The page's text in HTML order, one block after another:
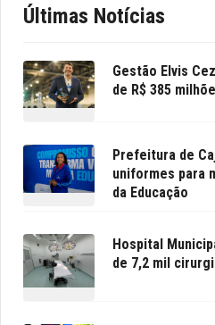
Últimas Notícias
Gestão Elvis
de R$ 385
Prefeitura de
uniformes para
da Educação
Hospital
de 7,2 mil